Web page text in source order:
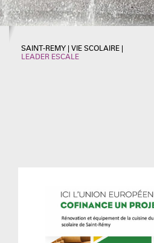
SAINT-REMY VIE SCOLAIRE
LEADER ESCALE